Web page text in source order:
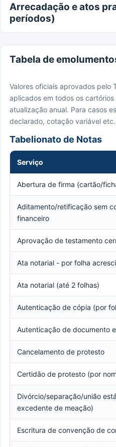
Arrecadação e atos
períodos)
Tabela de
Valores oficiais aprovados pelo
aplicados em todos os
atualização anual. Para casos
declarado, cotação variável
Tabelionato de Notas
Serviço
Abertura de firma (cartão/
Aditamento/retificação sem
financeiro
Aprovação de testamento
Ata notarial - por folha
Ata notarial (até 2 folhas)
Autenticação de cópia (por
Autenticação de documento
Cancelamento de protesto
Certidão de protesto (por
Divórcio/separação/união
excedente de meação)
Escritura de convenção de